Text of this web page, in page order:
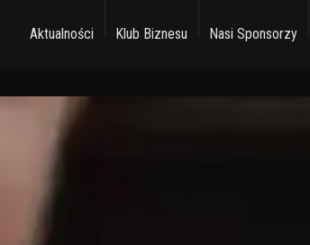
Aktualności Klub Biznesu Nasi Sponsorzy